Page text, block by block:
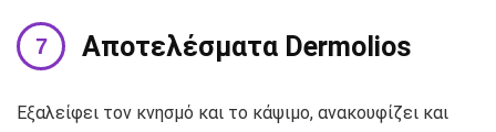
Αποτελέσματα Dermolios
Εξαλείφει τον κνησμό και το κάψιμο, ανακουφίζει και